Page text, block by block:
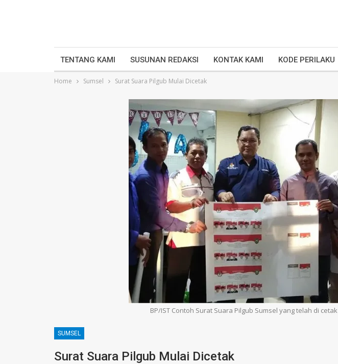
TENTANG KAMI SUSUNAN REDAKSI KONTAK KAMI KODE PERILAKU
Home Sumsel Surat Suara Pilgub Mulai Dicetak
BP/IST Contoh Surat Suara Pilgub Sumsel yang telah di cetak
SUMSEL
Surat Suara Pilgub Mulai Dicetak